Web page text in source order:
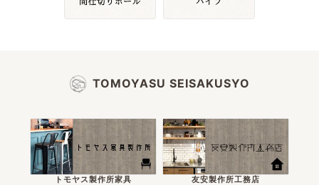
TOMOYASU SEISAKUSYO
トモヤス製作所家具 友安製作所工務店